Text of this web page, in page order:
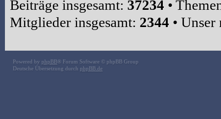
Beiträge insgesamt: 37234 •
Mitglieder insgesamt: 2344 •
Powered by phpBB® Forum Software © phpBB Group
Deutsche Übersetzung durch phpBB.de